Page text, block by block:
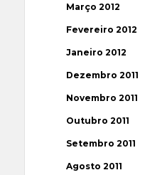
Março 2012
Fevereiro 2012
Janeiro 2012
Dezembro 2011
Novembro 2011
Outubro 2011
Setembro 2011
Agosto 2011